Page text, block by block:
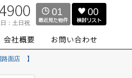
： 土日祝
01 00
面店 】